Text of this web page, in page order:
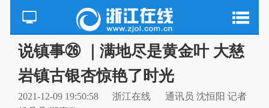
说镇事㉖ ｜满地尽是黄金叶 大慈
岩镇古银杏惊艳了时光
2021-12-09 19:50:58 浙江在线
通讯员 沈恒阳 记者